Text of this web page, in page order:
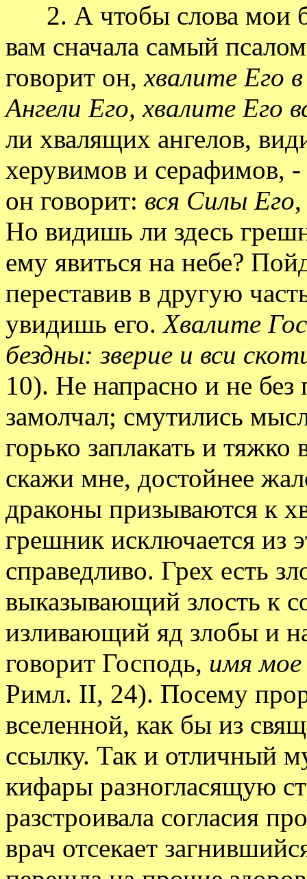
2. А чтобы слова мои
вам сначала самый
говорит он,хвалите Его
Ангели Его, хвалите Его
ли хвалящих ангелов,
херувимов и серафимов,
он говорит: вся Силы Его
Но видишь ли здесь
ему явиться на небе?
переставив в другую
увидишь его.Хвалите
бездны: зверие и вси
10). Не напрасно и не
замолчал; смутились
горько заплакать и
скажи мне, достойнее
драконы призываются к
грешник исключается из
справедливо. Грех есть
выказывающий злость к
изливающий яд злобы и
говорит Господь, имя мое
Римл. II, 24). Посему
вселенной, как бы из
ссылку. Так и отличный
кифары разногласящую
разстроивала согласия
врач отсекает